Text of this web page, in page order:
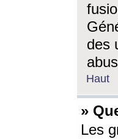
des
Haut
»
Les